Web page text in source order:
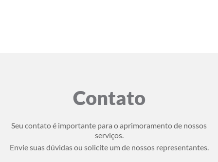
Contato
Seu contato é importante para o aprimoramento de nossos
serviços.
Envie suas dúvidas ou solicite um de nossos representantes.